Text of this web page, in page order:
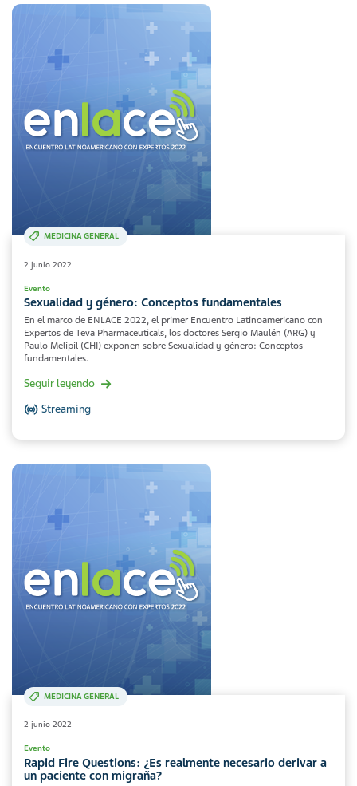
MEDICINA GENERAL
2 junio 2022
Evento
Sexualidad y género: Conceptos fundamentales
En el marco de ENLACE 2022, el primer Encuentro Latinoamericano con
Expertos de Teva Pharmaceuticals, los doctores Sergio Maulén (ARG) y
Paulo Melipil (CHI) exponen sobre Sexualidad y género: Conceptos
fundamentales.
Seguir leyendo
Streaming
MEDICINA GENERAL
2 junio 2022
Evento
Rapid Fire Questions: ¿Es realmente necesario derivar a
un paciente con migraña?